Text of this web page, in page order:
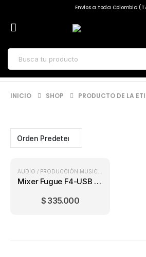
Envíos a toda Colombia
INICIO SHOP PRODUCTO DE LA
Mixer Fugue F4-USB (4 canales)
$ 335.000